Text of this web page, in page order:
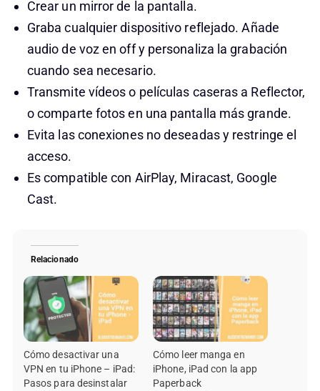
Crear un mirror de la pantalla.
Graba cualquier dispositivo reflejado. Añade
audio de voz en off y personaliza la grabación
cuando sea necesario.
Transmite vídeos o películas caseras a Reflector,
o comparte fotos en una pantalla más grande.
Evita las conexiones no deseadas y restringe el
acceso.
Es compatible con AirPlay, Miracast, Google
Cast.
Relacionado
Cómo desactivar una
VPN en tu iPhone – iPad:
Pasos para desinstalar
Cómo leer manga en
iPhone, iPad con la app
Paperback